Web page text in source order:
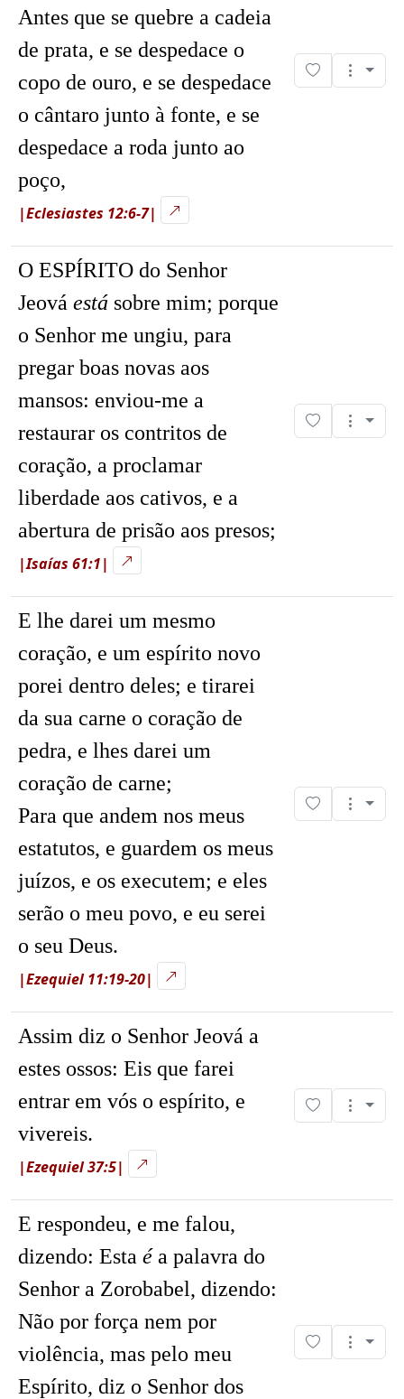
Antes que se quebre a cadeia
de prata, e se despedace o
copo de ouro, e se despedace
o cântaro junto à fonte, e se
despedace a roda junto ao
poço,
|Eclesiastes 12:6-7|
O ESPÍRITO do Senhor
Jeová está sobre mim; porque
o Senhor me ungiu, para
pregar boas novas aos
mansos: enviou-me a
restaurar os contritos de
coração, a proclamar
liberdade aos cativos, e a
abertura de prisão aos presos;
|Isaías 61:1|
E lhe darei um mesmo
coração, e um espírito novo
porei dentro deles; e tirarei
da sua carne o coração de
pedra, e lhes darei um
coração de carne;
Para que andem nos meus
estatutos, e guardem os meus
juízos, e os executem; e eles
serão o meu povo, e eu serei
o seu Deus.
|Ezequiel 11:19-20|
Assim diz o Senhor Jeová a
estes ossos: Eis que farei
entrar em vós o espírito, e
vivereis.
|Ezequiel 37:5|
E respondeu, e me falou,
dizendo: Esta éa palavra do
Senhor a Zorobabel, dizendo:
Não por força nem por
violência, mas pelo meu
Espírito, diz o Senhor dos